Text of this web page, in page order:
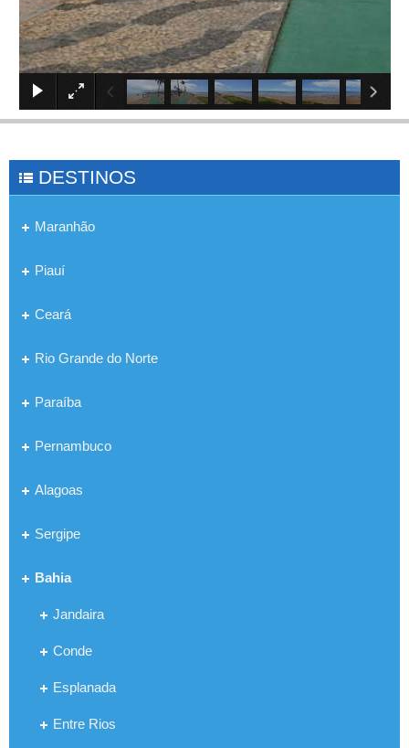
×
DESTINOS
Maranhão
Piauí
Ceará
Rio Grande do Norte
Paraíba
Pernambuco
Alagoas
Sergipe
Bahia
Jandaira
Conde
Esplanada
Entre Rios